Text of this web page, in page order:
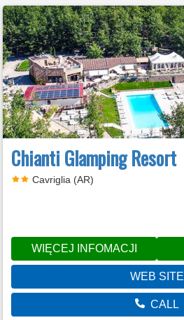
Chianti Glamping Resort
Cavriglia (AR)
WIĘCEJ INFOMACJI
WEB SITE
CALL